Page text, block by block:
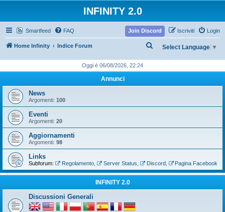
INFINITY 2.0
Smartfeed FAQ Login
Iscriviti
Join Discord
Home Infinity Indice Forum Select Language ▼
Oggi è 06/08/2026, 22:24
Annunci
News
Argomenti: 100
Eventi
Argomenti: 20
Aggiornamenti
Argomenti: 98
Links
Subforum: Regolamento, Server Status Discord, Pagina Facebook
INFINITY 2.0
Discussioni Generali